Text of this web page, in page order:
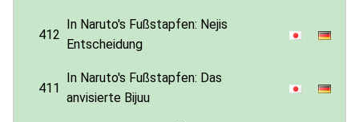
412
In Naruto's Fußstapfen: Nejis
Entscheidung
411
In Naruto's Fußstapfen: Das
anvisierte Bijuu